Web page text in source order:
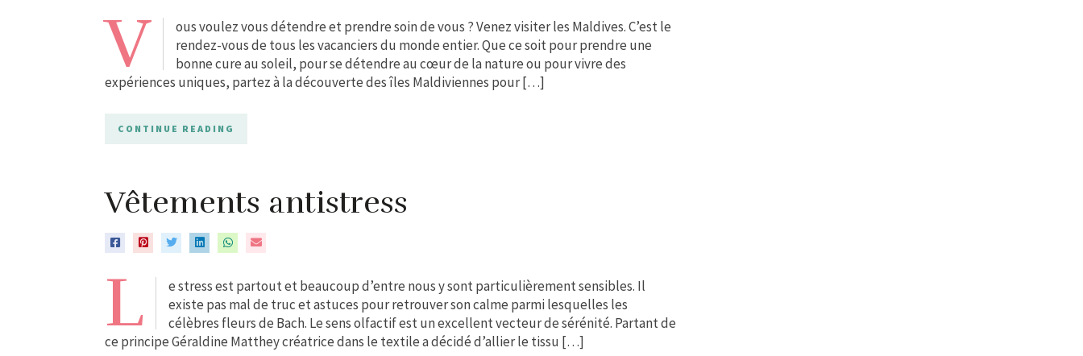
V
ous voulez vous détendre et prendre soin de vous ? Venez visiter les Maldives. C’est le
rendez-vous de tous les vacanciers du monde entier. Que ce soit pour prendre une
bonne cure au soleil, pour se détendre au cœur de la nature ou pour vivre des
expériences uniques, partez à la découverte des îles Maldiviennes pour […]
CONTINUE READING
Vêtements antistress
L
e stress est partout et beaucoup d’entre nous y sont particulièrement sensibles. Il
existe pas mal de truc et astuces pour retrouver son calme parmi lesquelles les
célèbres fleurs de Bach. Le sens olfactif est un excellent vecteur de sérénité. Partant de
ce principe Géraldine Matthey créatrice dans le textile a décidé d’allier le tissu […]